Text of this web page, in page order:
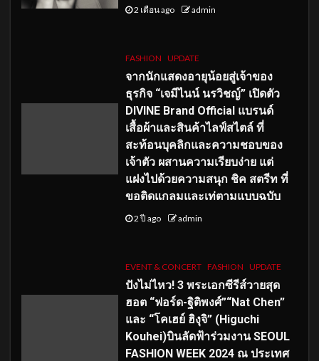
2 เดือน ago admin
FASHION UPDATE
จากนักแสดงอายุน้อยสู่เจ้าของ
ธุรกิจ “เจมีไนน์ นรวิชญ์” เปิดตัว
DIVINE Brand Official แบรนด์
เสื้อผ้าและสินค้าไลฟ์สไตล์ ที่
สะท้อนบุคลิกและความชอบของ
เจ้าตัว ผสานความเรียบง่าย แต่
แฝงไปด้วยความสนุก ชิค สตรีท ที่
ขอติดแกลมและเท่ตามแบบฉบับ
2 ปี ago admin
EVENT & CONCERT FASHION UPDATE
ปังไม่ไหว! 3 พระเอกซีรีส์วายสุด
ฮอต “ฟอร์ด-ฐิติพงศ์”“Nat Chen”
และ “โคเฮย์ ฮิงุจิ” (Higuchi
Kouhei)บินลัดฟ้าร่วมงาน SEOUL
FASHION WEEK 2024 ณ ประเทศ